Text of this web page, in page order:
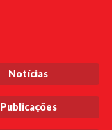
Notícias
Publicações